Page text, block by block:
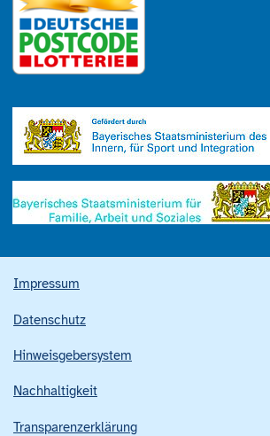
Impressum
Datenschutz
Hinweisgebersystem
Nachhaltigkeit
Transparenzerklärung